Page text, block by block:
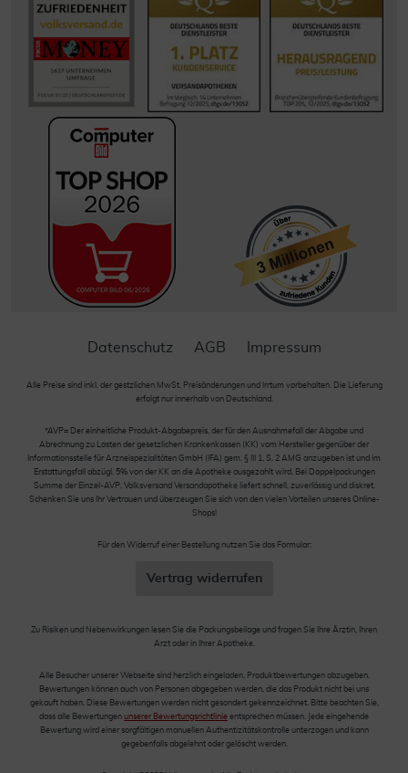
Datenschutz AGB Impressum
Alle Preise sind inkl. der gestzlichen MwSt. Preisänderungen und Irrtum vorbehalten. Die Lieferung
erfolgt nur innerhalb von Deutschland.
*AVP= Der einheitliche Produkt-Abgabepreis, der für den Ausnahmefall der Abgabe und
Abrechnung zu Lasten der gesetzlichen Krankenkassen (KK) vom Hersteller gegenüber der
Informationsstelle für Arzneispezialitäten GmbH (IFA) gem. § III 1, S. 2 AMG anzugeben ist und im
Erstattungsfall abzügl. 5% von der KK an die Apotheke ausgezahlt wird. Bei Doppelpackungen
Summe der Einzel-AVP. Volksversand Versandapotheke liefert schnell, zuverlässig und diskret.
Schenken Sie uns Ihr Vertrauen und überzeugen Sie sich von den vielen Vorteilen unseres Online-
Shops!
Für den Widerruf einer Bestellung nutzen Sie das Formular:
Vertrag widerrufen
Zu Risiken und Nebenwirkungen lesen Sie die Packungsbeilage und fragen Sie Ihre Ärztin, Ihren
Arzt oder in Ihrer Apotheke.
Alle Besucher unserer Webseite sind herzlich eingeladen, Produktbewertungen abzugeben.
Bewertungen können auch von Personen abgegeben werden, die das Produkt nicht bei uns
gekauft haben. Diese Bewertungen werden nicht gesondert gekennzeichnet. Bitte beachten Sie,
dass alle Bewertungen unserer Bewertungsrichtlinie entsprechen müssen. Jede eingehende
Bewertung wird einer sorgfältigen manuellen Authentizitätskontrolle unterzogen und kann
gegebenfalls abgelehnt oder gelöscht werden.